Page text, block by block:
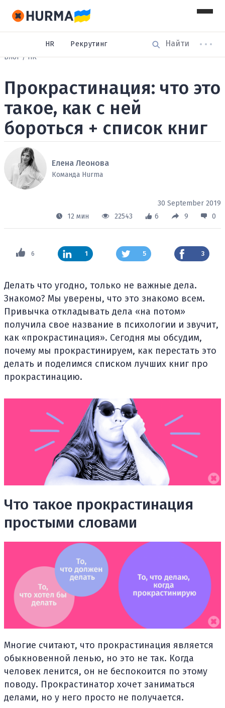
HR
Рекрутинг
Блог
HR
Прокрастинация: что это
такое, как с ней
бороться + список книг
Елена Леонова
Команда Hurma
30 September 2019
12 мин
22543 6 9 0
6 1 5 3
Делать что угодно, только не важные дела.
Знакомо? Мы уверены, что это знакомо всем.
Привычка откладывать дела «на потом»
получила свое название в психологии и звучит,
как «прокрастинация». Сегодня мы обсудим,
почему мы прокрастинируем, как перестать это
делать и поделимся списком лучших книг про
прокрастинацию.
Что такое прокрастинация
простыми словами
Многие считают, что прокрастинация является
обыкновенной ленью, но это не так. Когда
человек ленится, он не беспокоится по этому
поводу. Прокрастинатор хочет заниматься
делами, но у него просто не получается.